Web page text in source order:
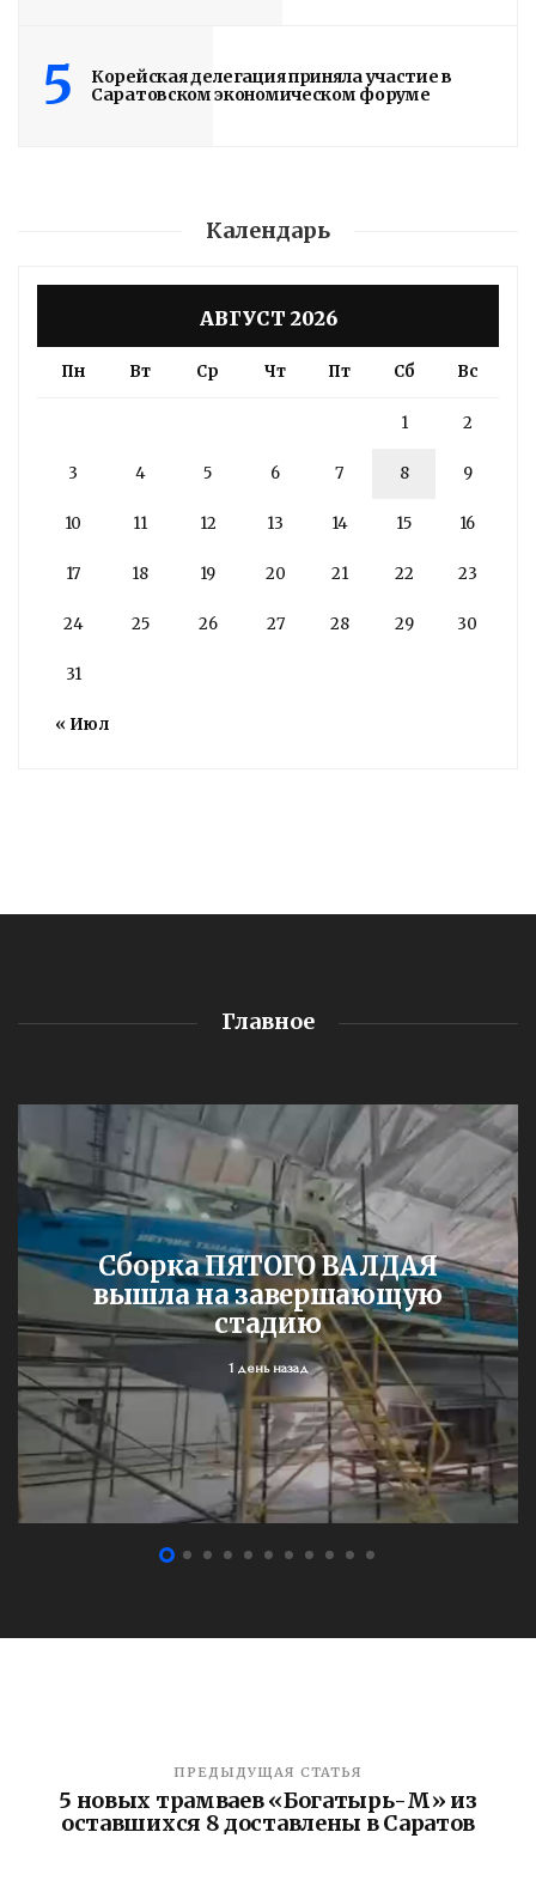
5
Корейская делегация приняла участие в
Саратовском экономическом форуме
Календарь
АВГУСТ 2026
Пн Вт Ср Чт Пт Сб Вс
« Июл
1 2
3 4 5 6 7 8 9
10 11 12 13 14 15 16
17 18 19 20 21 22 23
24 25 26 27 28 29 30
31
Главное
Сборка ПЯТОГО ВАЛДАЯ
вышла на завершающую
стадию
1 день назад
ПРЕДЫДУЩАЯ СТАТЬЯ
5 новых трамваев «Богатырь-М» из
оставшихся 8 доставлены в Саратов